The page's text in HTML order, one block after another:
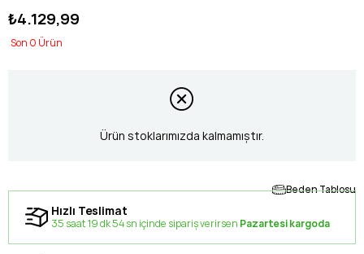
₺4.129,99
0
Ürün stoklarımızda kalmamıştır.
Beden Tablosu
Hızlı Teslimat
35 saat 19 dk 53 sn içinde sipariş verirsen Pazartesi kargoda